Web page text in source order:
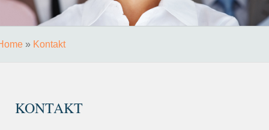
» Kontakt
KONTAKT